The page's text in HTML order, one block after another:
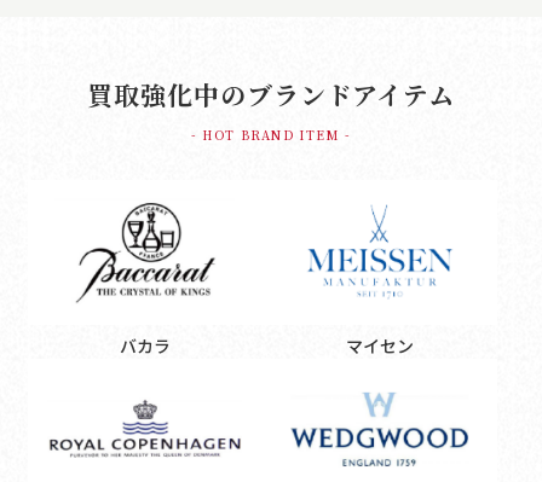
買取強化中のブランドアイテム
- HOT BRAND ITEM -
バカラ マイセン